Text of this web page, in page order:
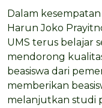
Dalam
Harun Joko
UMS terus belajar
mendorong
beasiswa dari
memberikan
melanjutkan studi